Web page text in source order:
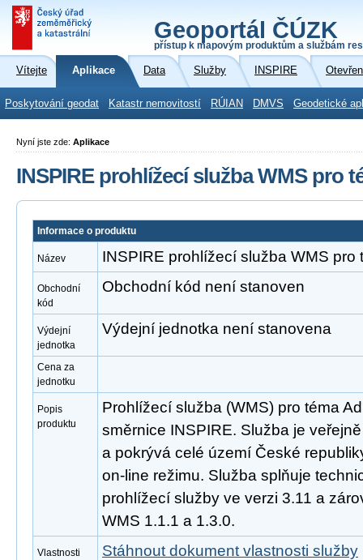
Geoportál ČÚZK
přístup k mapovým produktům a službám
Vítejte Aplikace Data Služby INSPIRE
Poskytování geodat Katastr nemovitostí RÚIAN DMVS Geodetické
Nyní jste zde: Aplikace
INSPIRE prohlížecí služba WMS pro
Informace o produktu
Název INSPIRE prohlížecí služba WMS pro
Obchodní
kód
Obchodní kód není stanoven
Výdejní
jednotka
Výdejní jednotka není stanovena
Cena za
jednotku
Popis
produktu
Prohlížecí služba (WMS) pro téma
směrnice INSPIRE. Služba je
a pokrývá celé území České
on-line režimu. Služba splňuje
prohlížecí služby ve verzi 3.11 a
WMS 1.1.1 a 1.3.0.
Vlastnosti
Stáhnout dokument vlastnosti služby